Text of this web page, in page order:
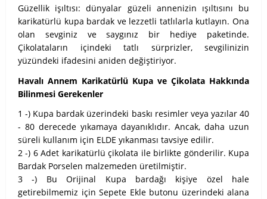
Güzellik işıltısı: dünyalar güzeli annenizin ışıltısını bu
karikatürlü kupa bardak ve lezzetli tatlılarla kutlayın. Ona
olan sevginiz ve saygınız bir hediye paketinde.
Çikolataların içindeki tatlı sürprizler, sevgilinizin
yüzündeki ifadesini aniden değiştiriyor.
Havalı Annem Karikatürlü Kupa ve Çikolata Hakkında
Bilinmesi Gerekenler
1 -) Kupa bardak üzerindeki baskı resimler veya yazılar 40
- 80 derecede yıkamaya dayanıklıdır. Ancak, daha uzun
süreli kullanım için ELDE yıkanması tavsiye edilir.
2 -) 6 Adet karikatürlü çikolata ile birlikte gönderilir. Kupa
Bardak Porselen malzemeden üretilmiştir.
3 -) Bu Orijinal Kupa bardağı kişiye özel hale
getirebilmemiz için Sepete Ekle butonu üzerindeki alana